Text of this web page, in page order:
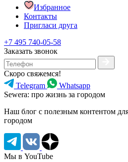
Избранное
Контакты
Пригласи друга
+7 495 740-05-58
Заказать звонок
Скоро свяжемся!
Telegram
Whatsapp
Sewera: про жизнь за городом
Наш блог c полезным контентом
городом
Мы в YouTube